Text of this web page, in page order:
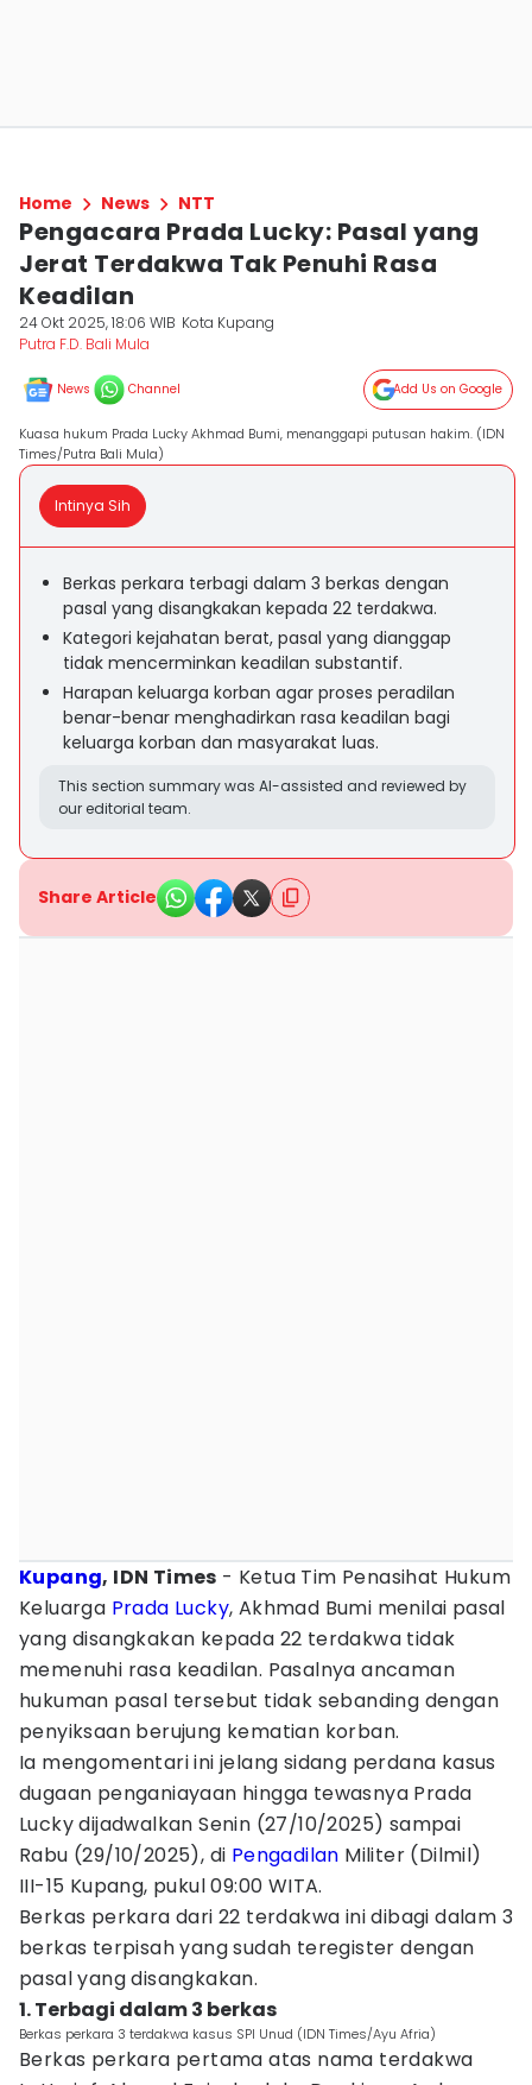
Home News NTT
Pengacara Prada Lucky: Pasal yang
Jerat Terdakwa Tak Penuhi Rasa
Keadilan
24 Okt 2025, 18:06 WIB Kota Kupang
Putra F.D. Bali Mula
News Channel Add Us on Google
Kuasa hukum Prada Lucky Akhmad Bumi, menanggapi putusan hakim. (IDN
Times/Putra Bali Mula)
Intinya Sih
Berkas perkara terbagi dalam 3 berkas dengan
pasal yang disangkakan kepada 22 terdakwa.
Kategori kejahatan berat, pasal yang dianggap
tidak mencerminkan keadilan substantif.
Harapan keluarga korban agar proses peradilan
benar-benar menghadirkan rasa keadilan bagi
keluarga korban dan masyarakat luas.
This section summary was AI-assisted and reviewed by
our editorial team.
Share Article
Kupang, IDN Times - Ketua Tim Penasihat Hukum
Keluarga Prada Lucky, Akhmad Bumi menilai pasal
yang disangkakan kepada 22 terdakwa tidak
memenuhi rasa keadilan. Pasalnya ancaman
hukuman pasal tersebut tidak sebanding dengan
penyiksaan berujung kematian korban.
Ia mengomentari ini jelang sidang perdana kasus
dugaan penganiayaan hingga tewasnya Prada
Lucky dijadwalkan Senin (27/10/2025) sampai
Rabu (29/10/2025), di Pengadilan Militer (Dilmil)
III-15 Kupang, pukul 09:00 WITA.
Berkas perkara dari 22 terdakwa ini dibagi dalam 3
berkas terpisah yang sudah teregister dengan
pasal yang disangkakan.
1. Terbagi dalam 3 berkas
Berkas perkara 3 terdakwa kasus SPI Unud (IDN Times/Ayu Afria)
Berkas perkara pertama atas nama terdakwa